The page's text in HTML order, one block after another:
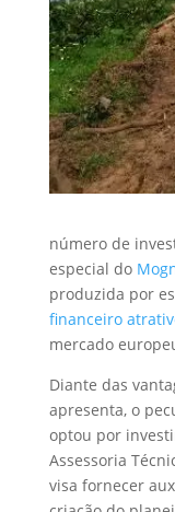
número de
especial do
produzida por
financeiro
mercado
Diante das
apresenta, o
optou por
Assessoria
visa fornecer